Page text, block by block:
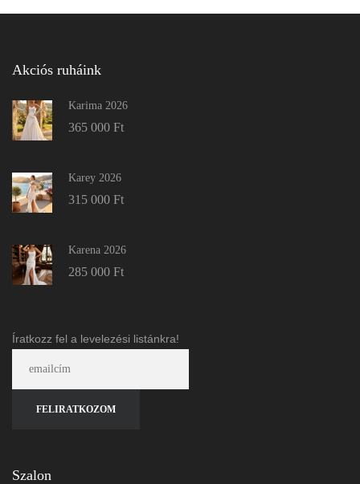
Akciós ruháink
Karima 2026
365 000 Ft
Karey 2026
315 000 Ft
Karena 2026
285 000 Ft
Íratkozz fel a levelezési listánkra!
Szalon